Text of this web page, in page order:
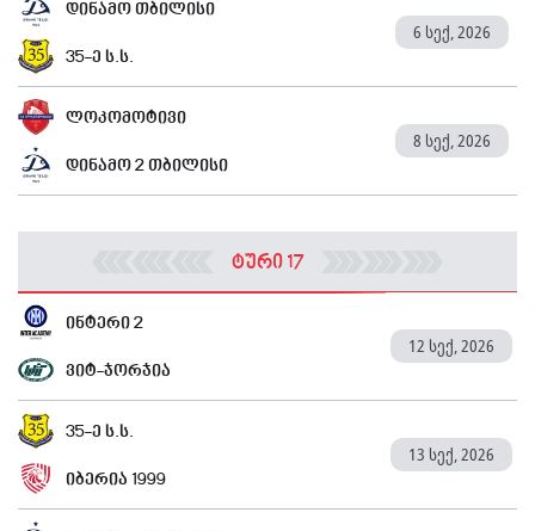
დინამო თბილისი
6 სექ, 2026
35-ე ს.ს.
ლოკომოტივი
8 სექ, 2026
დინამო 2 თბილისი
ტური 17
ინტერი 2
12 სექ, 2026
ვიტ-ჯორჯია
35-ე ს.ს.
13 სექ, 2026
იბერია 1999